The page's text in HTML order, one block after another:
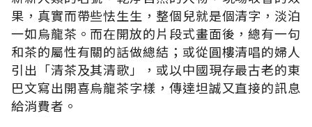
果，真實而帶些怯生生，整個兒就是個清字，淡泊
一如烏龍茶。而在開放的片段式畫面後，總有一句
和茶的屬性有關的話做總結；或從圓樓清唱的婦人
引出「清茶及其清歌」，或以中國現存最古老的東
巴文寫出開喜烏龍茶字樣，傳達坦誠又直接的訊息
給消費者。